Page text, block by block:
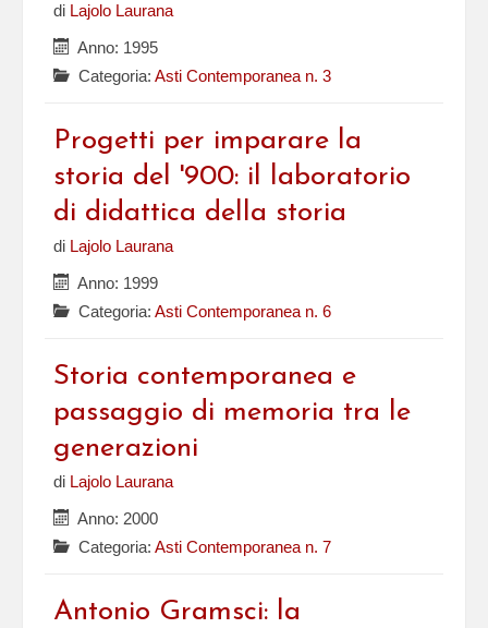
di Lajolo Laurana
Anno: 1995
Categoria: Asti Contemporanea n. 3
Progetti per imparare la
storia del '900: il laboratorio
di didattica della storia
di Lajolo Laurana
Anno: 1999
Categoria: Asti Contemporanea n. 6
Storia contemporanea e
passaggio di memoria tra le
generazioni
di Lajolo Laurana
Anno: 2000
Categoria: Asti Contemporanea n. 7
Antonio Gramsci: la